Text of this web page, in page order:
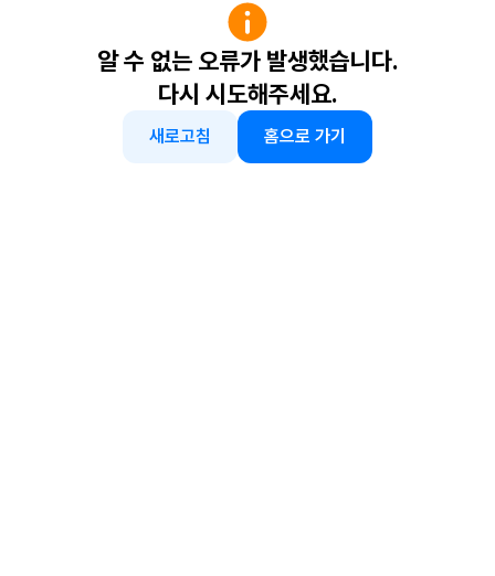
알 수 없는 오류가 발생했습니다.
다시 시도해주세요.
새로고침 홈으로 가기